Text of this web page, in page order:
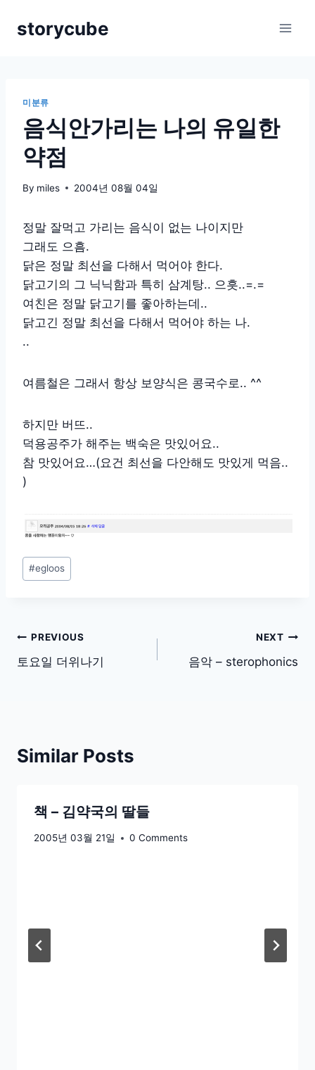
storycube
미분류
음식안가리는 나의 유일한
약점
By miles 2004년 08월 04일
정말 잘먹고 가리는 음식이 없는 나이지만
그래도 으흠.
닭은 정말 최선을 다해서 먹어야 한다.
닭고기의 그 닉닉함과 특히 삼계탕.. 으흣..=.=
여친은 정말 닭고기를 좋아하는데..
닭고긴 정말 최선을 다해서 먹어야 하는 나.
..
여름철은 그래서 항상 보양식은 콩국수로.. ^^
하지만 버뜨..
덕용공주가 해주는 백숙은 맛있어요..
참 맛있어요…(요건 최선을 다안해도 맛있게 먹음..
)
Post
Tags:
#egloos
글
탐
PREVIOUS
토요일 더위나기
NEXT
음악 – sterophonics
Similar Posts
책 – 김약국의 딸들
2005년 03월 21일 0 Comments